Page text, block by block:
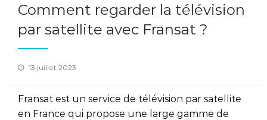
Comment regarder la télévision
par satellite avec Fransat ?
Posted
13 juillet 2023
Fransat est un service de télévision par satellite
en France qui propose une large gamme de